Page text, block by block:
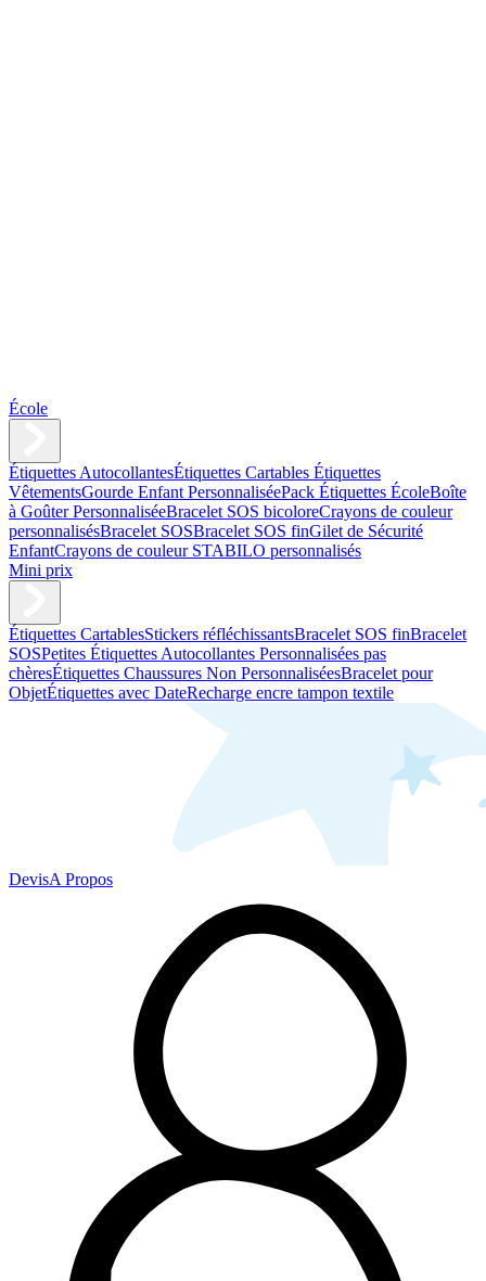
École
Étiquettes AutocollantesÉtiquettes Cartables Étiquettes
VêtementsGourde Enfant PersonnaliséePack Étiquettes ÉcoleBoîte
à Goûter PersonnaliséeBracelet SOS bicoloreCrayons de couleur
personnalisésBracelet SOSBracelet SOS finGilet de Sécurité
EnfantCrayons de couleur STABILO personnalisés
Mini prix
Étiquettes CartablesStickers réfléchissantsBracelet SOS finBracelet
SOSPetites Étiquettes Autocollantes Personnalisées pas
chèresÉtiquettes Chaussures Non PersonnaliséesBracelet pour
ObjetÉtiquettes avec DateRecharge encre tampon textile
DevisA Propos